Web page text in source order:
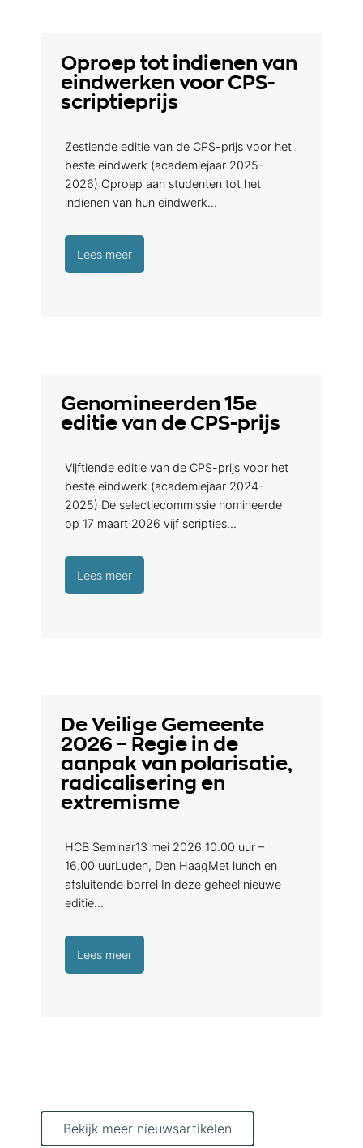
Oproep tot indienen van
eindwerken voor CPS-
scriptieprijs
Zestiende editie van de CPS-prijs voor het
beste eindwerk (academiejaar 2025-
2026) Oproep aan studenten tot het
indienen van hun eindwerk…
Lees meer
Genomineerden 15e
editie van de CPS-prijs
Vijftiende editie van de CPS-prijs voor het
beste eindwerk (academiejaar 2024-
2025) De selectiecommissie nomineerde
op 17 maart 2026 vijf scripties…
Lees meer
De Veilige Gemeente
2026 – Regie in de
aanpak van polarisatie,
radicalisering en
extremisme
HCB Seminar13 mei 2026 10.00 uur –
16.00 uurLuden, Den HaagMet lunch en
afsluitende borrel In deze geheel nieuwe
editie…
Lees meer
Bekijk meer nieuwsartikelen